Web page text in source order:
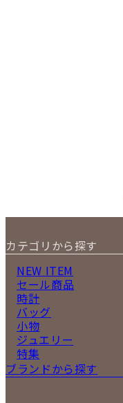
カテゴリから探す
NEW ITEM
セール商品
時計
バッグ
小物
ジュエリー
特集
ブランドから探す